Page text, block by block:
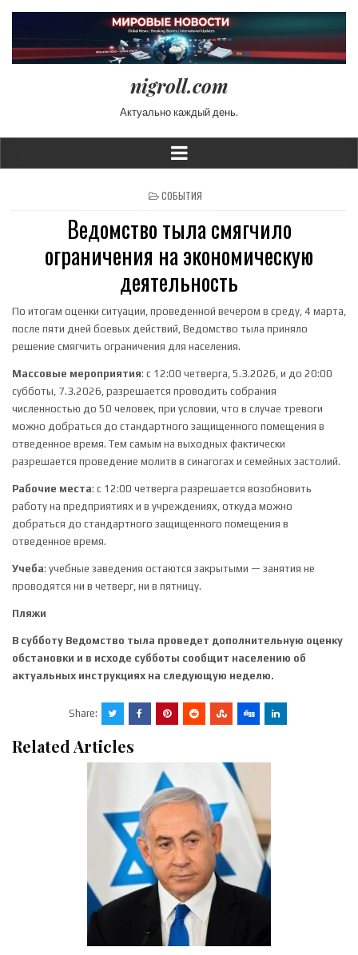
nigroll.com
Актуально каждый день.
POSTED IN
СОБЫТИЯ
Ведомство тыла смягчило
ограничения на экономическую
деятельность
По итогам оценки ситуации, проведенной вечером в среду, 4 марта,
после пяти дней боевых действий, Ведомство тыла приняло
решение смягчить ограничения для населения.
Массовые мероприятия: с 12:00 четверга, 5.3.2026, и до 20:00
субботы, 7.3.2026, разрешается проводить собрания
численностью до 50 человек, при условии, что в случае тревоги
можно добраться до стандартного защищенного помещения в
отведенное время. Тем самым на выходных фактически
разрешается проведение молитв в синагогах и семейных застолий.
Рабочие места: с 12:00 четверга разрешается возобновить
работу на предприятиях и в учреждениях, откуда можно
добраться до стандартного защищенного помещения в
отведенное время.
Учеба: учебные заведения остаются закрытыми — занятия не
проводятся ни в четверг, ни в пятницу.
Пляжи
В субботу Ведомство тыла проведет дополнительную оценку
обстановки и в исходе субботы сообщит населению об
актуальных инструкциях на следующую неделю.
Share:
Related Articles